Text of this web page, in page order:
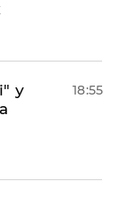
у
18:55